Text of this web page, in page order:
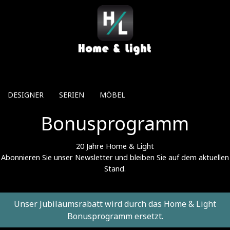
DESIGNER SERIEN MÖBEL
Bonusprogramm
20 Jahre Home & Light
Abonnieren Sie unser Newsletter und bleiben Sie auf dem aktuellen
Stand.
Unser Jubiläumsrabatt wird durch das Home & Light
Bonusprogramm ersetzt.